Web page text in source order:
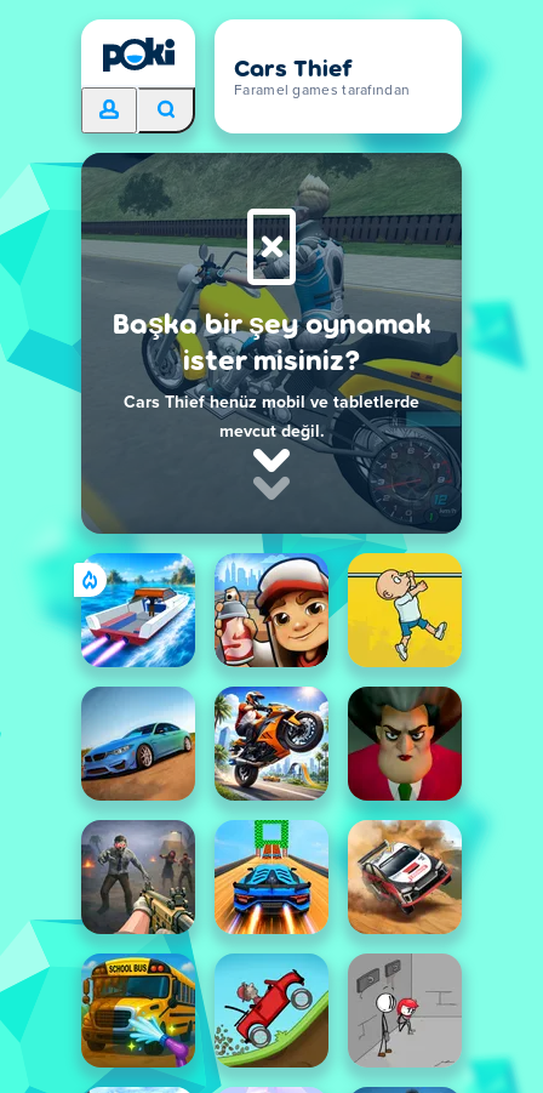
Cars Thief
Faramel games tarafından
Başka bir şey oynamak
ister misiniz?
Cars Thief henüz mobil ve tabletlerde
mevcut değil.